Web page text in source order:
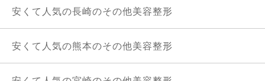
安くて人気の長崎のその他美容整形
安くて人気の熊本のその他美容整形